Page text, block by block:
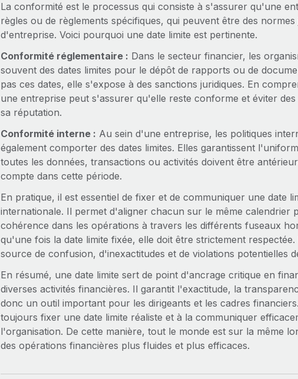
La conformité est le processus qui consiste à s'assurer qu'une
règles ou de règlements spécifiques, qui peuvent être des
d'entreprise. Voici pourquoi une date limite est pertinente.
Conformité réglementaire : Dans le secteur financier, les
souvent des dates limites pour le dépôt de rapports ou de
pas ces dates, elle s'expose à des sanctions juridiques. En
une entreprise peut s'assurer qu'elle reste conforme et éviter
sa réputation.
Conformité interne : Au sein d'une entreprise, les politiques
également comporter des dates limites. Elles garantissent
toutes les données, transactions ou activités doivent être
compte dans cette période.
En pratique, il est essentiel de fixer et de communiquer une date
internationale. Il permet d'aligner chacun sur le même calendrier
cohérence dans les opérations à travers les différents fuseaux
qu'une fois la date limite fixée, elle doit être strictement
source de confusion, d'inexactitudes et de violations potentielles
En résumé, une date limite sert de point d'ancrage critique en
diverses activités financières. Il garantit l'exactitude, la
donc un outil important pour les dirigeants et les cadres
toujours fixer une date limite réaliste et à la communiquer
l'organisation. De cette manière, tout le monde est sur la même
des opérations financières plus fluides et plus efficaces.